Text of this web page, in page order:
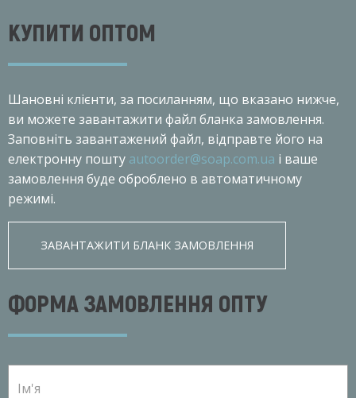
КУПИТИ ОПТОМ
Шановнi клiєнти, за посиланням, що вказано нижче,
ви можете завантажити файл бланка замовлення.
Заповніть завантажений файл, відправте його на
електронну пошту autoorder@soap.com.ua і ваше
замовлення буде оброблено в автоматичному
режимі.
ЗАВАНТАЖИТИ БЛАНК ЗАМОВЛЕННЯ
ФОРМА ЗАМОВЛЕННЯ ОПТУ